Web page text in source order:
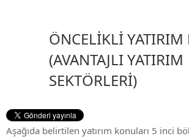
ÖNCELİKLİ
(AVANTAJLI YATIRIM
SEKTÖRLERİ)
Aşağıda belirtilen yatırım konuları 5 inci